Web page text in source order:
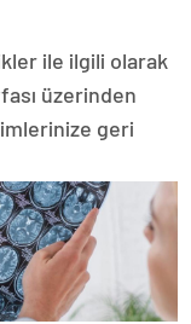
ile ilgili olarak
üzerinden
geri